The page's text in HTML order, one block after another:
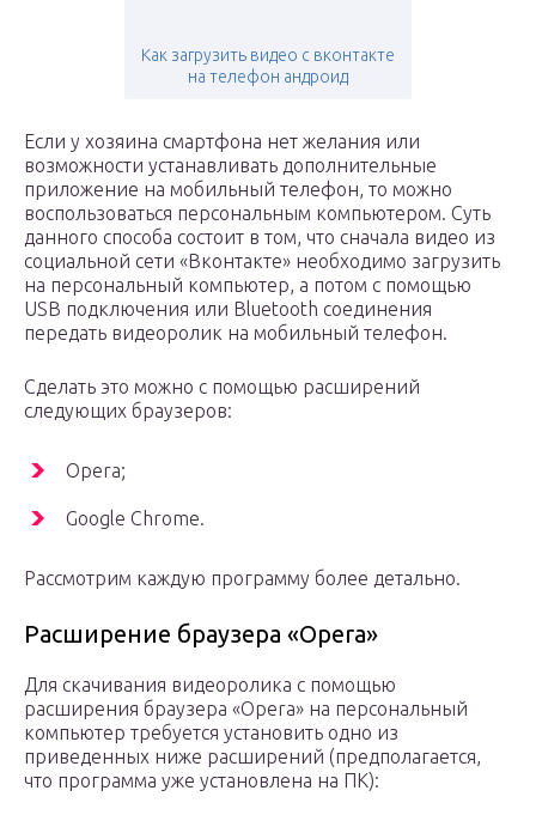
Как загрузить видео с вконтакте
на телефон андроид
Если у хозяина смартфона нет желания или
возможности устанавливать дополнительные
приложение на мобильный телефон, то можно
воспользоваться персональным компьютером. Суть
данного способа состоит в том, что сначала видео из
социальной сети «Вконтакте» необходимо загрузить
на персональный компьютер, а потом с помощью
USB подключения или Bluetooth соединения
передать видеоролик на мобильный телефон.
Сделать это можно с помощью расширений
следующих браузеров:
Opera;
Google Chrome.
Рассмотрим каждую программу более детально.
Расширение браузера «Opera»
Для скачивания видеоролика с помощью
расширения браузера «Opera» на персональный
компьютер требуется установить одно из
приведенных ниже расширений (предполагается,
что программа уже установлена на ПК):